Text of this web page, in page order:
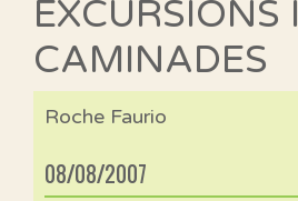
EXCURSIONS I
CAMINADES
Roche Faurio
08/08/2007